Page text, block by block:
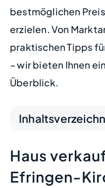
bestmöglichen
erzielen. Von
praktischen Tipps
– wir bieten Ihnen
Überblick.
Haus
Efringen-